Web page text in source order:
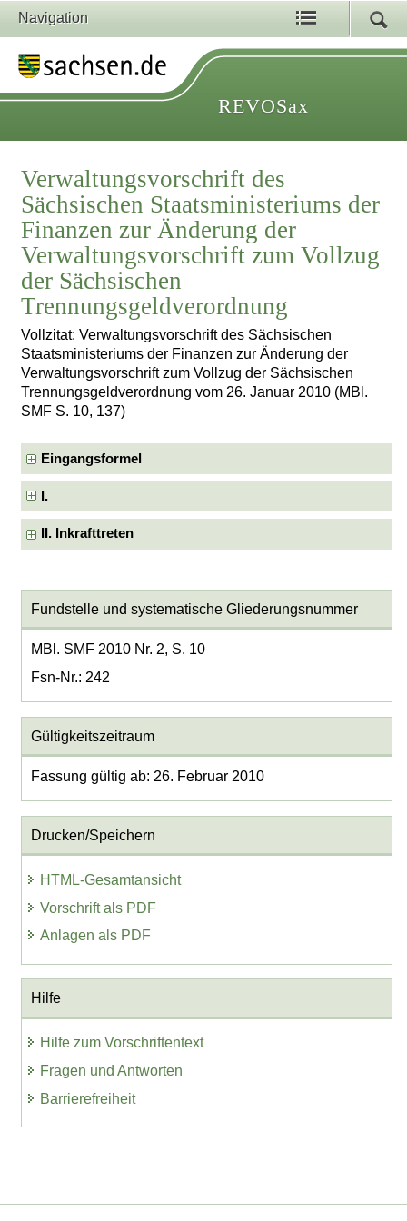
Navigation
REVOSax
Verwaltungsvorschrift des
Sächsischen Staatsministeriums der
Finanzen zur Änderung der
Verwaltungsvorschrift zum Vollzug
der Sächsischen
Trennungsgeldverordnung
Vollzitat: Verwaltungsvorschrift des Sächsischen
Staatsministeriums der Finanzen zur Änderung der
Verwaltungsvorschrift zum Vollzug der Sächsischen
Trennungsgeldverordnung vom 26. Januar 2010 (MBl.
SMF S. 10, 137)
Eingangsformel
I.
II. Inkrafttreten
Fundstelle und systematische Gliederungsnummer
MBl. SMF 2010 Nr. 2, S. 10
Fsn-Nr.: 242
Gültigkeitszeitraum
Fassung gültig ab: 26. Februar 2010
Drucken/Speichern
HTML-Gesamtansicht
Vorschrift als PDF
Anlagen als PDF
Hilfe
Hilfe zum Vorschriftentext
Fragen und Antworten
Barrierefreiheit